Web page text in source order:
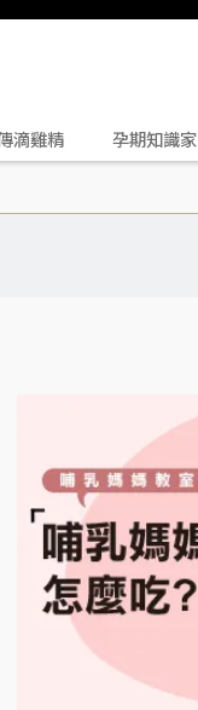
滴雞精 孕期知識家